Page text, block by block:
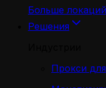
Больше локаций
Решения
Прокси